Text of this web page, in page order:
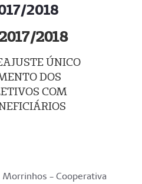
2018
2018
ÚNICO
DOS
COM
- Cooperativa